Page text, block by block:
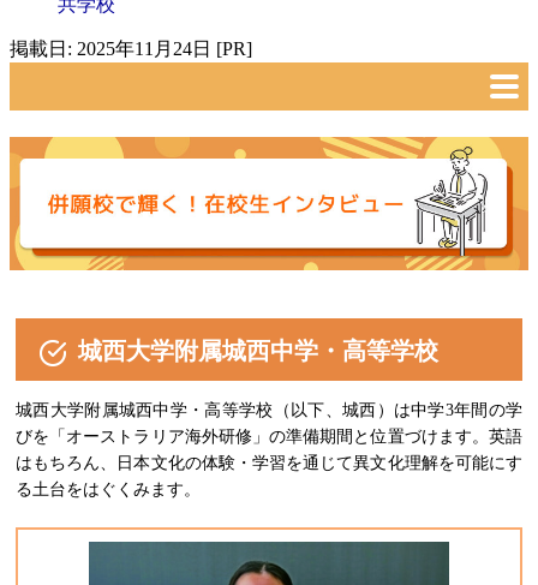
共学校
掲載日: 2025年11月24日 [PR]
城西大学附属城西中学・高等学校
城西大学附属城西中学・高等学校（以下、城西）は中学3年間の学
びを「オーストラリア海外研修」の準備期間と位置づけます。英語
はもちろん、日本文化の体験・学習を通じて異文化理解を可能にす
る土台をはぐくみます。